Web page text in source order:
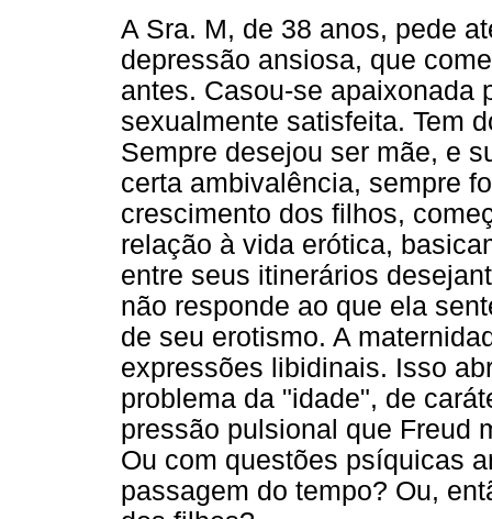
A Sra. M, de 38 anos, pede
depressão ansiosa, que
antes. Casou-se apaixonada
sexualmente satisfeita. Tem
Sempre desejou ser mãe, e
certa ambivalência, sempre
crescimento dos filhos,
relação à vida erótica,
entre seus itinerários
não responde ao que ela
de seu erotismo. A
expressões libidinais. Isso
problema da "idade", de
pressão pulsional que Freud
Ou com questões psíquicas
passagem do tempo? Ou,